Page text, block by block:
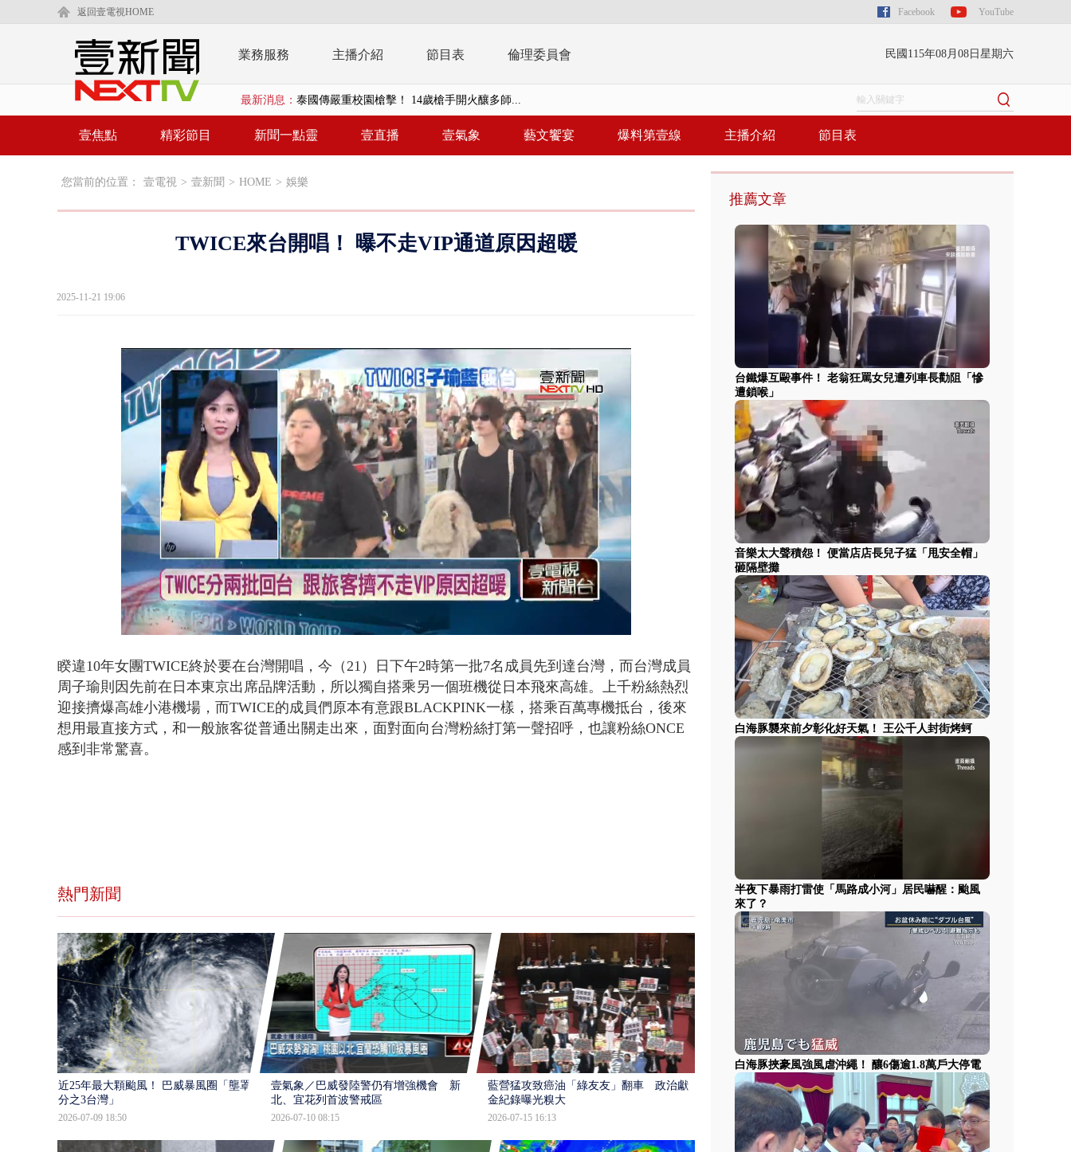
返回壹電視HOME Facebook YouTube
業務服務 主播介紹 節目表 倫理委員會 民國115年08月08日星期六
最新消息： 泰國傳嚴重校園槍擊！ 14歲槍手開火釀多師...
在野黨推「未來帳戶」三讀 行政院：編預算...
涉侵占7億！ 兆基前董被收押 寄居蟹負責人...
壹氣象／白海豚颱風龜速前進！ 周末兩天降...
壹焦點 精彩節目 新聞一點靈 壹直播 壹氣象 藝文饗宴 爆料第壹線 主播介紹 節目表
您當前的位置： 壹電視 > 壹新聞 > HOME > 娛樂
TWICE來台開唱！ 曝不走VIP通道原因超暖
2025-11-21 19:06
Unmute Loaded:
33.73%
睽違10年女團TWICE終於要在台灣開唱，今（21）日下午2時第一批7名成員先到達台灣，而台灣成員
周子瑜則因先前在日本東京出席品牌活動，所以獨自搭乘另一個班機從日本飛來高雄。上千粉絲熱烈
迎接擠爆高雄小港機場，而TWICE的成員們原本有意跟BLACKPINK一樣，搭乘百萬專機抵台，後來
想用最直接方式，和一般旅客從普通出關走出來，面對面向台灣粉絲打第一聲招呼，也讓粉絲ONCE
感到非常驚喜。
熱門新聞
近25年最大顆颱風！ 巴威暴風圈「壟罩4
分之3台灣」
2026-07-09 18:50
壹氣象／巴威發陸警仍有增強機會 新
北、宜花列首波警戒區
2026-07-10 08:15
藍營猛攻致癌油「綠友友」翻車 政治獻
金紀錄曝光糗大
2026-07-15 16:13
推薦文章
台鐵爆互毆事件！ 老翁狂罵女兒遭列車長勸阻「慘
遭鎖喉」
音樂太大聲積怨！ 便當店店長兒子猛「甩安全帽」
砸隔壁攤
白海豚襲來前夕彰化好天氣！ 王公千人封街烤蚵
半夜下暴雨打雷使「馬路成小河」居民嚇醒：颱風
來了？
白海豚挾豪風強風虐沖繩！ 釀6傷逾1.8萬戶大停電